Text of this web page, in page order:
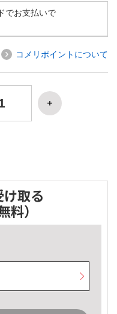
でお支払いで
コメリポイントについて
取る
料）